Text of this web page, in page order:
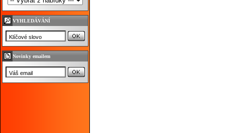
VYHLEDÁVÁNÍ
Novinky emailem